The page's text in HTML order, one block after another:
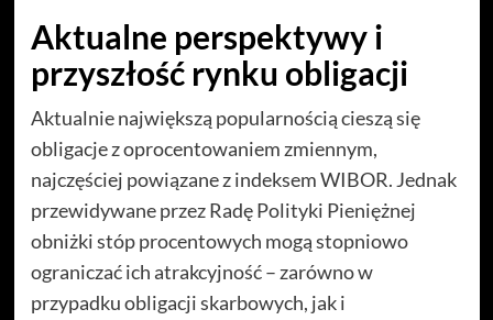
Aktualne perspektywy i
przyszłość rynku obligacji
Aktualnie największą popularnością cieszą się
obligacje z oprocentowaniem zmiennym,
najczęściej powiązane z indeksem WIBOR. Jednak
przewidywane przez Radę Polityki Pieniężnej
obniżki stóp procentowych mogą stopniowo
ograniczać ich atrakcyjność – zarówno w
przypadku obligacji skarbowych, jak i